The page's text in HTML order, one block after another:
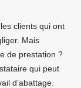
clients qui ont
Mais
de prestation ?
qui peut
d’abattage.